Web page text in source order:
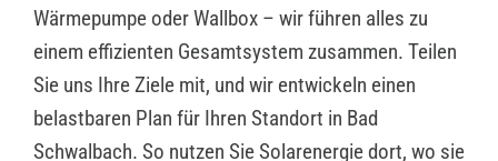
Wärmepumpe oder Wallbox – wir führen alles zu
einem effizienten Gesamtsystem zusammen. Teilen
Sie uns Ihre Ziele mit, und wir entwickeln einen
belastbaren Plan für Ihren Standort in Bad
Schwalbach. So nutzen Sie Solarenergie dort, wo sie